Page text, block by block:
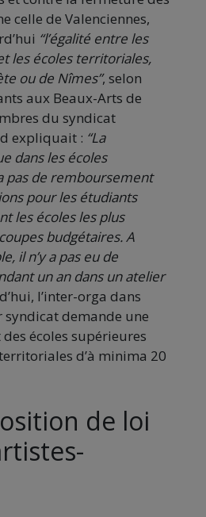
celle de Valenciennes,
“l’égalité entre les
les écoles territoriales,
ou de Nîmes”, selon
aux Beaux-Arts de
du syndicat
expliquait : “La
dans les écoles
pas de remboursement
pour les étudiants
les écoles les plus
budgétaires. A
il n’y a pas eu de
un an dans un atelier
l’inter-orga dans
demande une
écoles supérieures
d’à minima 20
de loi